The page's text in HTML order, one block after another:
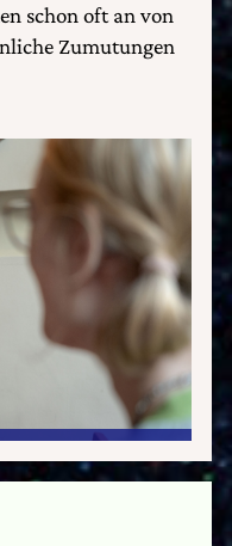
schon oft an von
Zumutungen